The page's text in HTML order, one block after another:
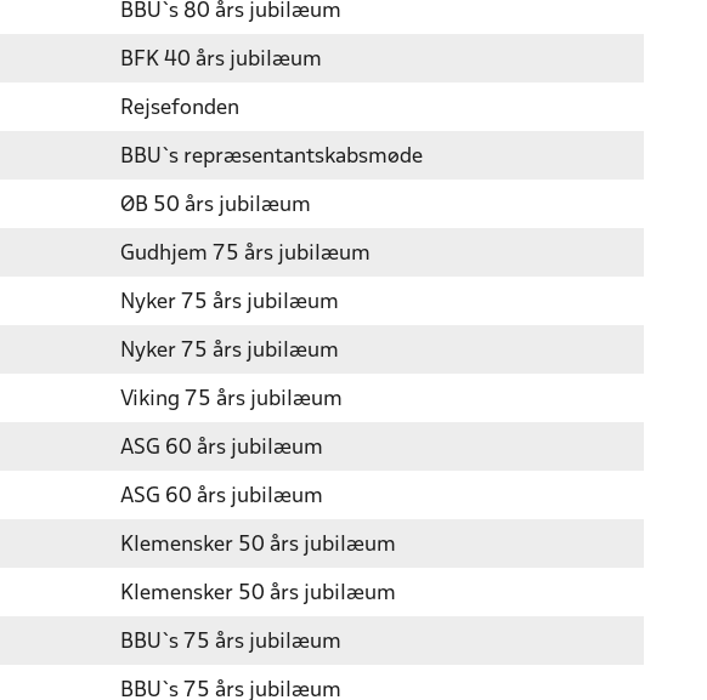
BBU`s 80 års jubilæum
BFK 40 års jubilæum
Rejsefonden
BBU`s repræsentantskabsmøde
ØB 50 års jubilæum
Gudhjem 75 års jubilæum
Nyker 75 års jubilæum
Nyker 75 års jubilæum
Viking 75 års jubilæum
ASG 60 års jubilæum
ASG 60 års jubilæum
Klemensker 50 års jubilæum
Klemensker 50 års jubilæum
BBU`s 75 års jubilæum
BBU`s 75 års jubilæum